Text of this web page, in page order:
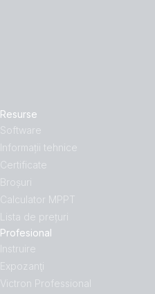
Resurse
Software
Informații tehnice
Certificate
Broșuri
Calculator MPPT
Lista de prețuri
Profesional
Instruire
Expozanţi
Victron Professional